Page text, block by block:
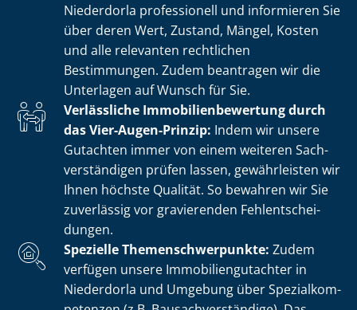
Niederdorla professionell und informieren Sie
über deren Wert, Zustand, Mängel, Kosten
und alle relevanten rechtlichen
Bestimmungen. Zudem beantragen wir die
Unterlagen auf Wunsch für Sie.
Verlässliche Im­mo­bi­li­en­be­wer­tung durch
das Vier-Augen-Prinzip: Indem wir unsere
Gutachten immer von einem weiteren Sach­
ver­stän­di­gen prüfen lassen, gewährleisten wir
Ihnen höchste Qualität. So bewahren wir Sie
zuverlässig vor gravierenden Fehl­ent­schei­
dun­gen.
Spezielle The­men­schwer­punk­te: Zudem
verfügen unsere Im­mo­bi­li­en­gut­ach­ter in
Niederdorla und Umgebung über Spe­zi­al­kom­